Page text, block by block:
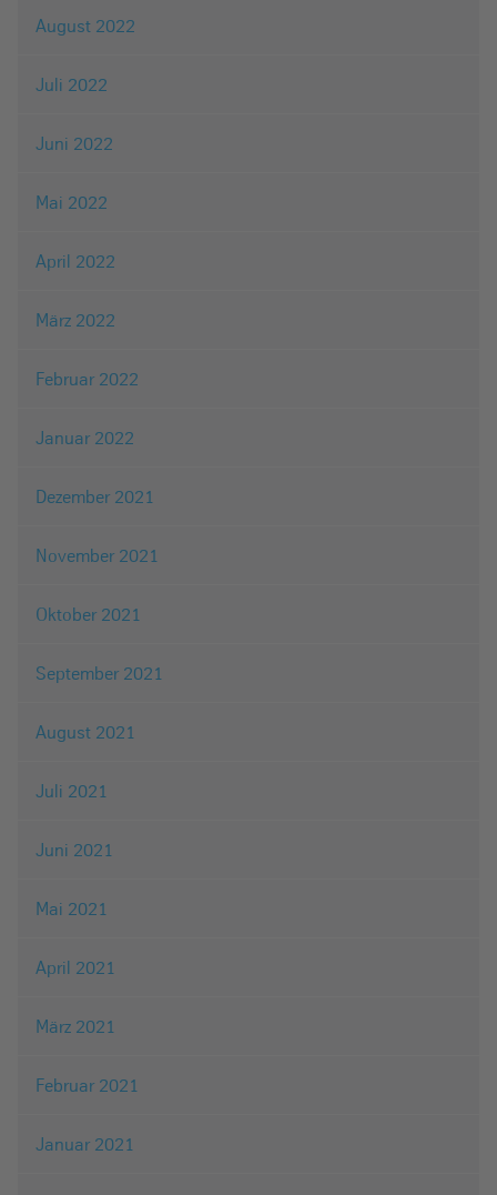
August 2022
Juli 2022
Juni 2022
Mai 2022
April 2022
März 2022
Februar 2022
Januar 2022
Dezember 2021
November 2021
Oktober 2021
September 2021
August 2021
Juli 2021
Juni 2021
Mai 2021
April 2021
März 2021
Februar 2021
Januar 2021